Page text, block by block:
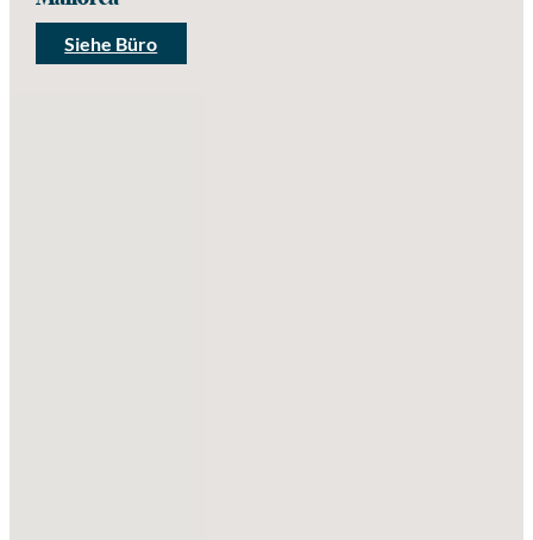
Siehe Büro